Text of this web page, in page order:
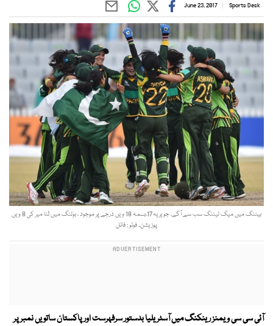
Sports Desk
June 23, 2017
بیٹنگ میں میگ لیننگ سب سے آگے، جویریہ17،بسمہ 18 ویں درجے پر موجود ، بولنگ میں ثنا میر کی 8 ویں
پوزیشن۔ فوٹو : فائل
آئی سی سی ویمنز رینکنگ میں آسٹریلیا بدستور سرفہرست اور پاکستان ساتویں نمبر پر